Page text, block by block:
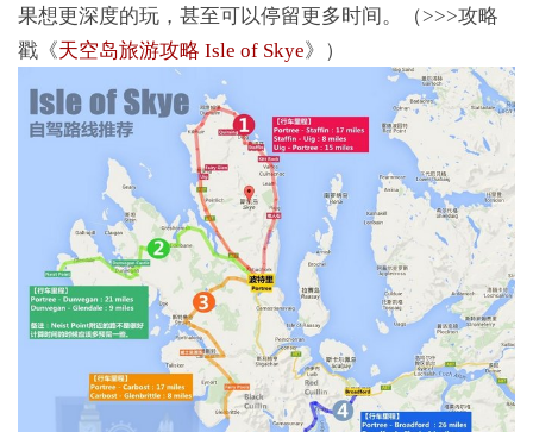
果想更深度的玩，甚至可以停留更多时间。（>>>攻略
戳《天空岛旅游攻略 Isle of Skye》）